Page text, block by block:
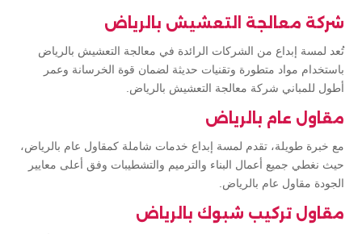
شركة معالجة التعشيش بالرياض
تُعد لمسة إبداع من الشركات الرائدة في معالجة التعشيش بالرياض
باستخدام مواد متطورة وتقنيات حديثة لضمان قوة الخرسانة وعمر
أطول للمباني شركة معالجة التعشيش بالرياض.
مقاول عام بالرياض
مع خبرة طويلة، تقدم لمسة إبداع خدمات شاملة كمقاول عام بالرياض،
حيث نغطي جميع أعمال البناء والترميم والتشطيبات وفق أعلى معايير
الجودة مقاول عام بالرياض.
مقاول تركيب شبوك بالرياض